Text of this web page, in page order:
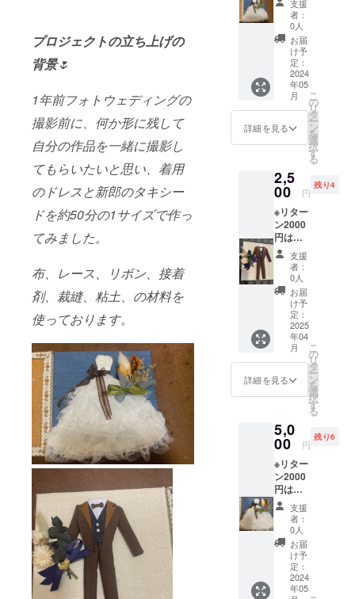
プロジェクトの立ち上げの
背景🌷
1年前フォトウェディングの
撮影前に、何か形に残して
自分の作品を一緒に撮影し
てもらいたいと思い、着用
のドレスと新郎のタキシー
ドを約50分の1サイズで作っ
てみました。
布、レース、リボン、接着
剤、裁縫、粘土、の材料を
使っております。
様に
は、思
い出の
ある衣
装を半
額で制
作いた
しま
す！
※4000
円→半
ターン
に関し
まして
は下記
の項目
を選ん
でいた
だき(A
も Bも
どちら
も同じ
お値段
です)、
メール
にてお
写真(実
際の衣
だきま
すの
め写真
のご準
備をお
願いい
たしま
す。
支援
者：
0人
お届
け予
定：
2024
年05
月
詳細を見る
こ
の
リ
タ
ー
ン
を
選
択
す
る
2,5
00 円
残り4
※リター
ン2000
円は選
択せ
ず、こ
ちらか
その他
のリ
ターン
をお選
び下さ
10cm〜
15cmほ
どの正
ズのミ
ニチュ
ア衣装
をお届
けいた
しま
す！(※
キャン
バスで
はな
く、型
紙くら
いの薄
さにな
支援
者：
0人
お届
け予
定：
2025
年04
月
詳細を見る
こ
の
リ
タ
ー
ン
を
選
択
す
る
5,0
00 円
残り6
※リター
ン2000
円は選
択せ
ず、こ
ちらか
その他
のリ
ターン
をお選
び下さ
支援
者：
0人
お届
け予
定：
2024
年05